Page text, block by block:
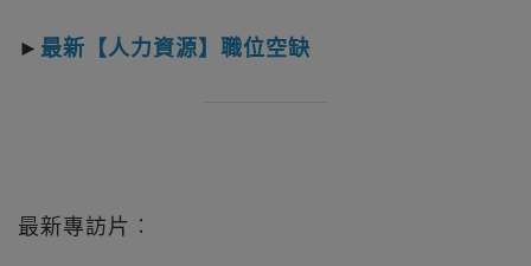
► 最新【人力資源】職位空缺
最新專訪片︰